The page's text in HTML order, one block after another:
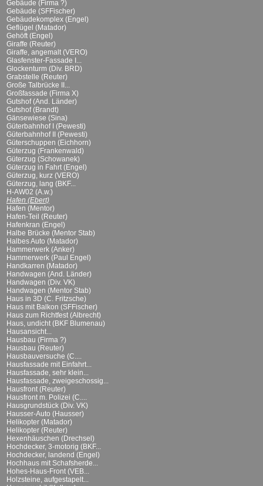
Gebäude (Firma ?)
Gebäude (SFFischer)
Gebäudekomplex (Engel)
Geflügel (Matador)
Gehöft (Engel)
Giraffe (Reuter)
Giraffe, angemalt (VERO)
Glasfenster-Fassade I...
Glockenturm (Div. BRD)
Grabstelle (Reuter)
Große Talbrücke II...
Großfassade (Firma X)
Gutshof (And. Länder)
Gutshof (Brandt)
Gänsewiese (Sina)
Güterbahnhof I (Pewesti)
Güterbahnhof II (Pewesti)
Güterschuppen (Eichhorn)
Güterzug (Frankenwald)
Güterzug (Schowanek)
Güterzug in Fahrt (Engel)
Güterzug, kurz (VERO)
Güterzug, lang (BKF...
H-AW02 (A.w.)
Hafen (Ebert)
Hafen (Mentor)
Hafen-Teil (Reuter)
Hafenkran (Engel)
Halbe Brücke (Mentor Stab)
Halbes Auto (Matador)
Hammerwerk (Anker)
Hammerwerk (Paul Engel)
Handkarren (Matador)
Handwagen (And. Länder)
Handwagen (Div. VK)
Handwagen (Mentor Stab)
Haus in 3D (C. Fritzsche)
Haus mit Balkon (SFFischer)
Haus zum Richtfest (Albrecht)
Haus, undicht (BKF Blumenau)
Hausansicht...
Hausbau (Firma ?)
Hausbau (Reuter)
Hausbauversuche (C....
Hausfassade mit Einfahrt...
Hausfassade, sehr klein...
Hausfassade, zweigeschossig...
Hausfront (Reuter)
Hausfront m. Polizei (C....
Hausgrundstück (Div. VK)
Hausser-Auto (Hausser)
Helikopter (Matador)
Helikopter (Reuter)
Hexenhäuschen (Drechsel)
Hochdecker, 3-motorig (BKF...
Hochdecker, landend (Engel)
Hochhaus mit Schafsherde...
Hohes-Haus-Front (VEB...
Holzsteine, aufgestapelt...